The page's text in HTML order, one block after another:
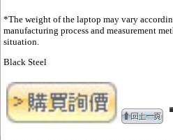
*The weight of the laptop may vary
manufacturing process and measurement
situation.
Black Steel